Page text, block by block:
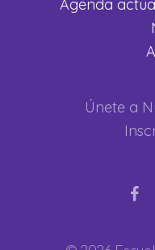
Agenda
Únete a